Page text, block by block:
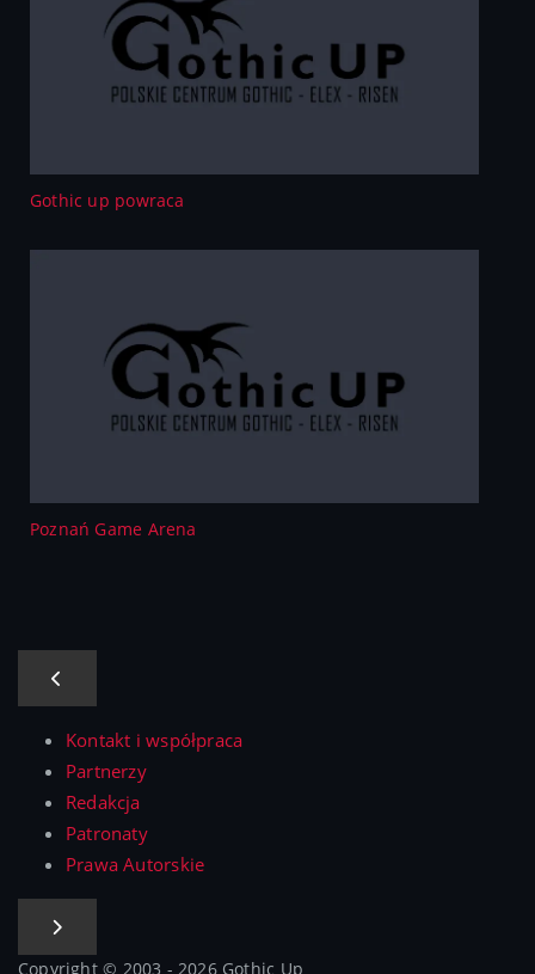
Gothic up powraca
Poznań Game Arena
Kontakt i współpraca
Partnerzy
Redakcja
Patronaty
Prawa Autorskie
Copyright © 2003 - 2026 Gothic Up